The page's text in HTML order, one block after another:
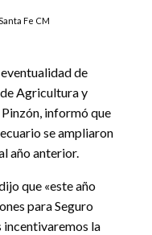
Fe CM
de
Agricultura y
informó que
se ampliaron
año anterior.
que «este año
para Seguro
incentivaremos la